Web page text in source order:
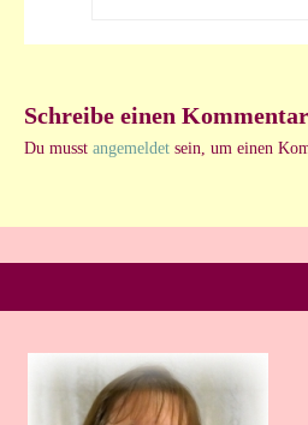
Schreibe einen Kommentar
Du musstangemeldet sein, um einen